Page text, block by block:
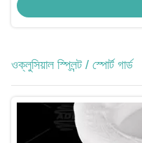
ওক্লুসিয়াল স্প্লিন্ট / স্পোর্ট গার্ড